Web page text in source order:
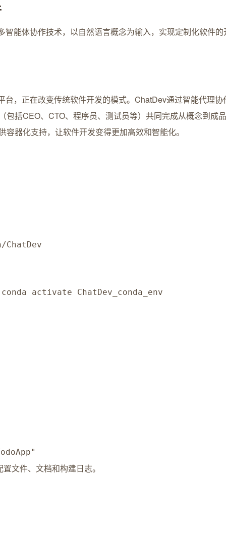
能体协作技术，以自然语言概念为输入，实现定制化软件
，正在改变传统软件开发的模式。ChatDev通过智能代理协
括CEO、CTO、程序员、测试员等）共同完成从概念到成
器化支持，让软件开发变得更加高效和智能化。
activate ChatDev_conda_env
文件、文档和构建日志。